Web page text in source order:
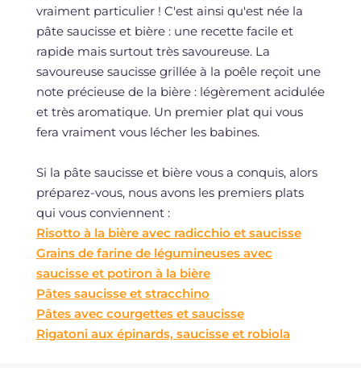
vraiment particulier ! C'est ainsi qu'est née la
pâte saucisse et bière : une recette facile et
rapide mais surtout très savoureuse. La
savoureuse saucisse grillée à la poêle reçoit une
note précieuse de la bière : légèrement acidulée
et très aromatique. Un premier plat qui vous
fera vraiment vous lécher les babines.
Si la pâte saucisse et bière vous a conquis, alors
préparez-vous, nous avons les premiers plats
qui vous conviennent :
Risotto à la bière avec radicchio et saucisse
Grains de farine de légumineuses avec
saucisse et potiron à la bière
Pâtes saucisse et stracchino
Pâtes avec courgettes et saucisse
Rigatoni aux épinards, saucisse et robiola